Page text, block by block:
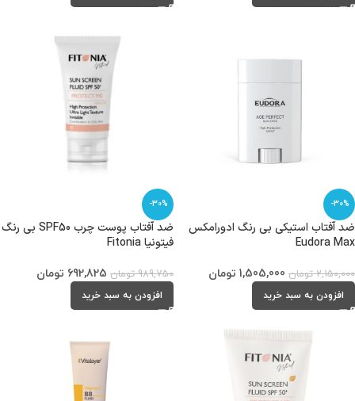
-30%
ضد آفتاب استیکی بی رنگ ادورامکس
Eudora Max
2,150,000 تومان 1,505,000 تومان
افزودن به سبد خرید
-30%
ضد آفتاب پوست چرب SPF50 بی رنگ
فیتونیا Fitonia
989,750 تومان 692,825 تومان
افزودن به سبد خرید